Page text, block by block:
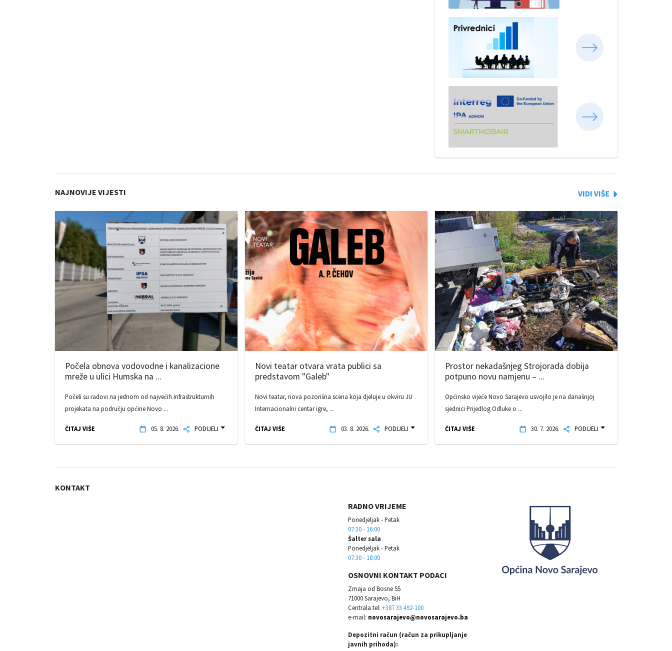
NAJNOVIJE VIJESTI
Počela obnova vodovodne i kanalizacione
mreže u ulici Humska na ...
Počeli su radovi na jednom od najvećih infrastrukturnih
projekata na području općine Novo ...
ČITAJ VIŠE 05. 8. 2026. PODIJELI
Novi teatar otvara vrata publici sa
predstavom "Galeb"
Novi teatar, nova pozorišna scena koja djeluje u okviru JU
Internacionalni centar igre, ...
ČITAJ VIŠE 03. 8. 2026. PODIJELI
Prostor nekadašnjeg Strojorada dobija
potpuno novu namjenu – ...
Općinsko vijeće Novo Sarajevo usvojilo je na današnjoj
sjednici Prijedlog Odluke o ...
ČITAJ VIŠE 30. 7. 2026. PODIJELI
KONTAKT
RADNO VRIJEME
Ponedjeljak - Petak
07:30 - 16:00
Šalter sala
Ponedjeljak - Petak
07:30 - 18:00
OSNOVNI KONTAKT PODACI
Zmaja od Bosne 55
71000 Sarajevo, BiH
Centrala tel: +387 33 492-100
e-mail: novosarajevo@novosarajevo.ba
Depozitni račun (račun za prikupljanje
javnih prihoda):